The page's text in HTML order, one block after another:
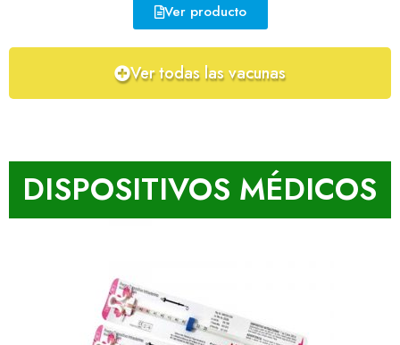
Ver producto
Ver todas las vacunas
DISPOSITIVOS MÉDICOS